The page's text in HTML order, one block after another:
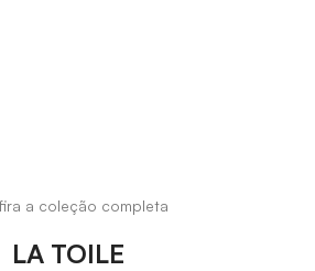
a coleção completa
LA TOILE